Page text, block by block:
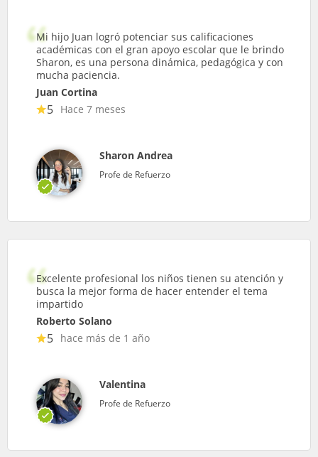
Mi hijo Juan logró potenciar sus calificaciones
académicas con el gran apoyo escolar que le brindo
Sharon, es una persona dinámica, pedagógica y con
mucha paciencia.
Juan Cortina
5 Hace 7 meses
Sharon Andrea
Profe de Refuerzo
Excelente profesional los niños tienen su atención y
busca la mejor forma de hacer entender el tema
impartido
Roberto Solano
5 hace más de 1 año
Valentina
Profe de Refuerzo